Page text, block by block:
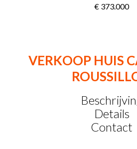
€ 373.000
VERKOOP HUIS
Details
Contact